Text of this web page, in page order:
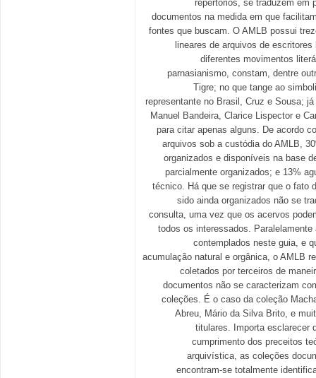
repertórios, se traduzem em
documentos na medida em que
fontes que buscam. O AMLB possui
lineares de arquivos de
diferentes movimentos
parnasianismo, constam, dentre
Tigre; no que tange ao
representante no Brasil, Cruz e Sousa;
Manuel Bandeira, Clarice Lispector e
para citar apenas alguns. De acordo
arquivos sob a custódia do AMLB,
organizados e disponíveis na base
parcialmente organizados; e 13%
técnico. Há que se registrar que o fato
sido ainda organizados não se
consulta, uma vez que os acervos
todos os interessados.
contemplados neste guia, e
acumulação natural e orgânica, o AMLB
coletados por terceiros de
documentos não se caracterizam
coleções. É o caso da coleção
Abreu, Mário da Silva Brito, e
titulares. Importa esclarecer
cumprimento dos preceitos
arquivística, as coleções
encontram-se totalmente